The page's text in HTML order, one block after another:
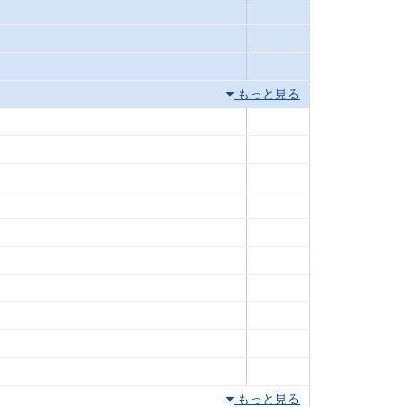
もっと見る
もっと見る